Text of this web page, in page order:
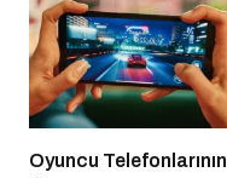
Oyuncu Telefonlarının